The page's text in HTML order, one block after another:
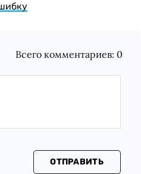
Всего комментариев: 0
ОТПРАВИТЬ